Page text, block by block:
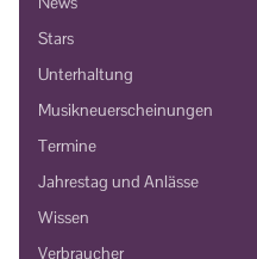
Stars
Unterhaltung
Musikneuerscheinungen
Termine
Jahrestag und Anlässe
Wissen
Verbraucher